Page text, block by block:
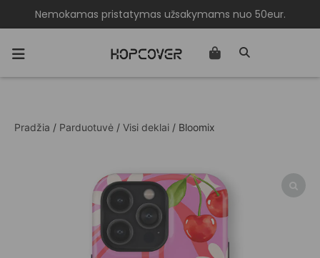
Nemokamas pristatymas užsakymams nuo 50eur.
Pradžia / Parduotuvė / Visi deklai / Bloomix